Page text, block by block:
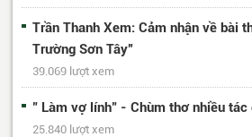
Trần Thanh Xem: Cảm nhận về bài
Trường Sơn Tây”
39.069 lượt xem
" Làm vợ lính" - Chùm thơ nhiều tác
25.840 lượt xem